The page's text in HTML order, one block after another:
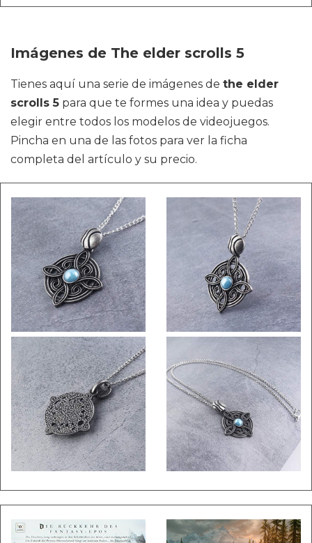
Imágenes de The elder scrolls 5
Tienes aquí una serie de imágenes de the elder
scrolls 5 para que te formes una idea y puedas
elegir entre todos los modelos de videojuegos.
Pincha en una de las fotos para ver la ficha
completa del artículo y su precio.